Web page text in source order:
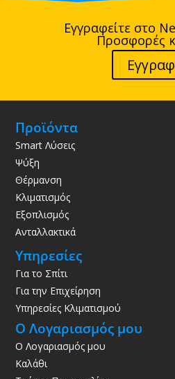
Εγγραφείτε στο
Προσφορές
Προϊόντα
Smart Λύσεις
Ψύξη
Θέρμανση
Κλιματισμός
Εξοπλισμός
Ανταλλακτικά
Υπηρεσίες
Για το Σπίτι
Για την Επιχείρηση
Υπηρεσίες Κλιματισμού
Ο Λογαριασμός μου
Ο Λογαριασμός μου
Καλάθι